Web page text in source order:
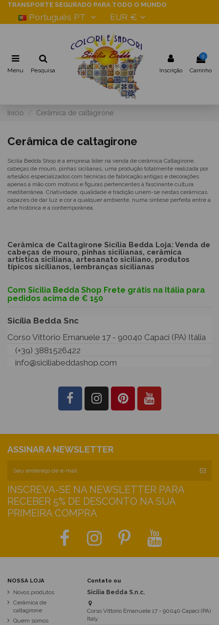
TRANSPORTE SEGURADO PARA TODO O MUNDO
Português PT EUR €
Menu Pesquisa Inscrição
0
Carrinho
Início Cerâmica de caltagirone
Cerâmica de caltagirone
Sicilia Bedda Shop é a empresa líder na venda de cerâmica Caltagirone,
cabeças de mouro, pinhas sicilianas, uma produção totalmente realizada por
artesãos especializados com técnicas de fabricação antigas e decorações
apenas à mão com motivos e figuras pertencentes à fascinante cultura
mediterrânea. Criatividade, qualidade e tradição unem-se nestas cerâmicas
capazes de dar luz e cor a qualquer ambiente, numa síntese perfeita entre a
arte histórica e a contemporânea.
Cerâmica de Caltagirone Sicília Bedda Loja: Venda de
cabeças de mouro, pinhas sicilianas, cerâmica
artística siciliana, artesanato siciliano, produtos
típicos sicilianos, lembranças sicilianas
Com Sicilia Bedda Shop Frete grátis na Itália para
pedidos acima de € 150
Sicília Bedda Snc
Corso Vittorio Emanuele 17 - 90040 Capaci (PA) Itália
(+39) 3881526422
info@siciliabeddashop.com
ASSINAR A NEWSLETTER
INSCREVA-SE NA NEWSLETTER PARA
RECEBER 5% DE DESCONTO NA SUA
PRIMEIRA COMPRA
NOSSA LOJA
Novos produtos
Cerâmica de
caltagirone
Quem somos
Contato ou
Sicilia Bedda S.n.c.
Corso Vittorio Emanuele 17 - 90040 Capaci (PA)
Italy